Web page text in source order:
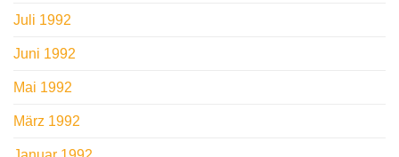
Juli 1992
Juni 1992
Mai 1992
März 1992